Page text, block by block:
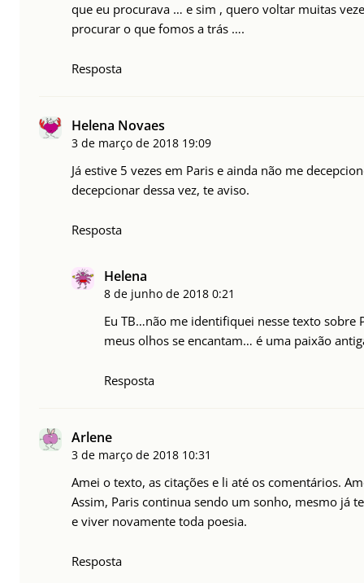
que eu procurava … e sim , quero voltar muitas
procurar o que fomos a trás ….
Resposta
Helena Novaes
3 de março de 2018 19:09
Já estive 5 vezes em Paris e ainda não me
decepcionar dessa vez, te aviso.
Resposta
Helena
8 de junho de 2018 0:21
Eu TB…não me identifiquei nesse texto
meus olhos se encantam… é uma paixão
Resposta
Arlene
3 de março de 2018 10:31
Amei o texto, as citações e li até os comentários.
Assim, Paris continua sendo um sonho, mesmo já
e viver novamente toda poesia.
Resposta